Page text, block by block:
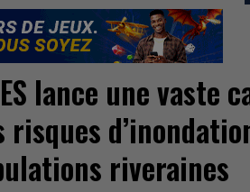
lance une vaste
riveraines